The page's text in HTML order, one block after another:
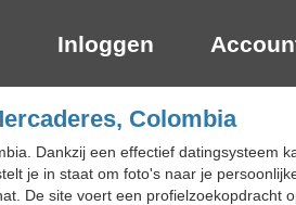
Inloggen
Colombia
Dankzij een effectief datingsysteem
je in staat om foto's naar je
De site voert een profielzoekopdracht